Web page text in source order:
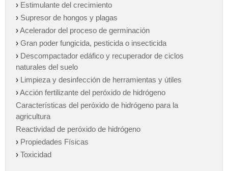
› Estimulante del crecimiento
› Supresor de hongos y plagas
›Acelerador del proceso de germinación
› Gran poder fungicida, pesticida o insecticida
› Descompactador edáfico y recuperador de ciclos
naturales del suelo
› Limpieza y desinfección de herramientas y útiles
›Acción fertilizante del peróxido de hidrógeno
Características del peróxido de hidrógeno para la
agricultura
Reactividad de peróxido de hidrógeno
› Propiedades Físicas
› Toxicidad